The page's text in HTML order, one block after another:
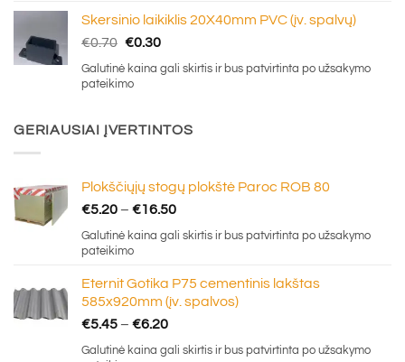
Skersinio laikiklis 20X40mm PVC (įv. spalvų)
€0.70 Original
price
was:
€0.30Current
price
is:
Galutinė kaina gali skirtis ir bus patvirtinta po užsakymo
pateikimo
GERIAUSIAI ĮVERTINTOS
Plokščiųjų stogų plokštė Paroc ROB 80
€5.20 – €16.50Price
range:
€16.50
Galutinė kaina gali skirtis ir bus patvirtinta po užsakymo
pateikimo
Eternit Gotika P75 cementinis lakštas
585x920mm (įv. spalvos)
€5.45 – €6.20Price
range:
Galutinė kaina gali skirtis ir bus patvirtinta po užsakymo